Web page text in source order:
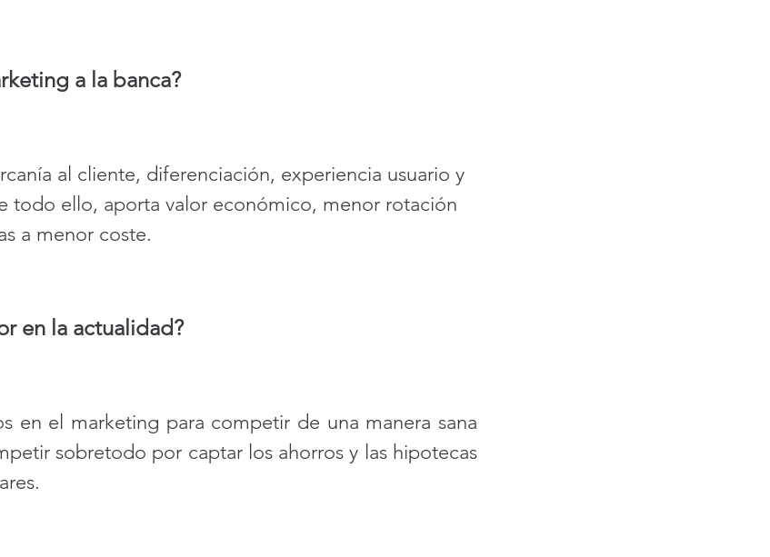
a la banca?
al cliente, diferenciación, experiencia usuario y
todo ello, aporta valor económico, menor rotación
a menor coste.
en la actualidad?
en el marketing para competir de una manera sana
sobretodo por captar los ahorros y las hipotecas